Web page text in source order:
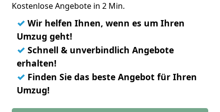
Kostenlose Angebote in 2 Min.
✓ Wir helfen Ihnen, wenn es um Ihren
Umzug geht!
✓ Schnell & unverbindlich Angebote
erhalten!
✓ Finden Sie das beste Angebot für Ihren
Umzug!